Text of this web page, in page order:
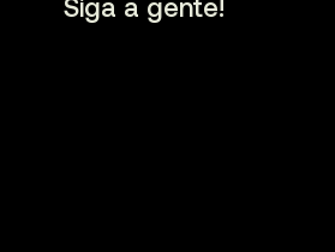
Siga a gente!